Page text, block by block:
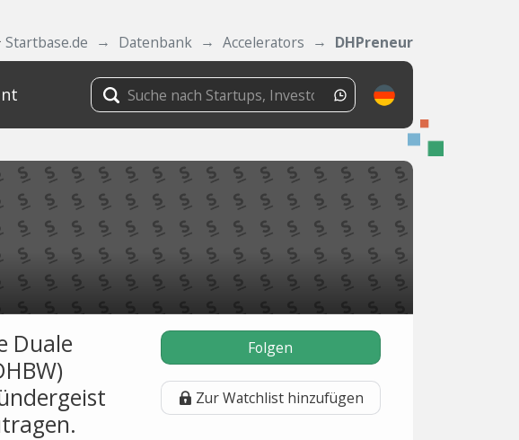
Startbase.de Datenbank Accelerators DHPreneur
Duale
Folgen
Zur Watchlist hinzufügen